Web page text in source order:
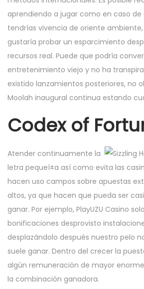
aprendiendo a jugar como en caso de
tendrías vivencia de oriente
gustaría probar un esparcimiento
recursos real. Puede que podrí­a
entretenimiento viejo y no ha
existido lanzamientos posteriores, no
Moolah inaugural continua estando
Codex of
Atender continuamente la
letra pequeí±a así­ como evita las
hacen uso campos sobre apuestas
altos, ya que hacen que pueda ser
ganar. Por ejemplo, PlayUZU Casino
bonificaciones desprovisto
desplazándolo después nuestro pelo
suele ganar. Dentro del crecer la
algún remuneración de mayor
la combinación ganadora.